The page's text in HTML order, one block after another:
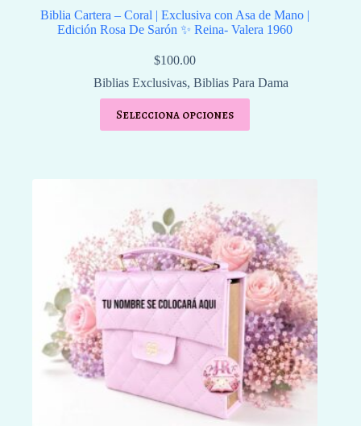
Biblia Cartera – Coral | Exclusiva con Asa de Mano |
Edición Rosa De Sarón ✨ Reina- Valera 1960
$100.00
Biblias Exclusivas,Biblias Para Dama
Selecciona opciones